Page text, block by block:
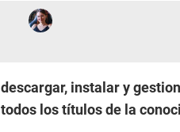
instalar y
los títulos de la